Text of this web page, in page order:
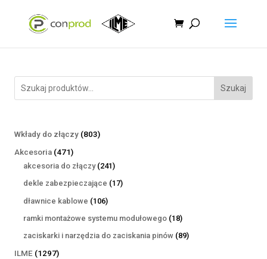
Szukaj
Wkłady do złączy 803803
Akcesoria 471471
produktów
akcesoria do złączy 241241
produktów
dekle zabezpieczające 1717
dławnice kablowe 106106
produktów
ramki montażowe systemu modułowego 1818
produktów
zaciskarki i narzędzia do zaciskania pinów 8989
ILME 12971297